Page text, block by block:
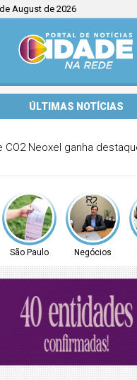
August de 2026
ÚLTIMAS NOTÍCIAS
de Guarulhos recebe
de débitos de água nesta
São Paulo Negócios